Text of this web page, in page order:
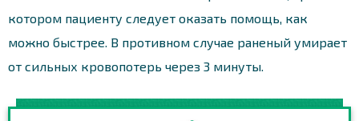
котором пациенту следует оказать помощь, как
можно быстрее. В противном случае раненый умирает
от сильных кровопотерь через 3 минуты.